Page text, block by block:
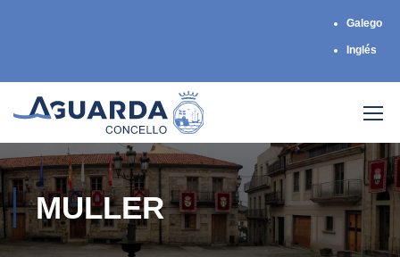
Galego
Inglés
MULLER